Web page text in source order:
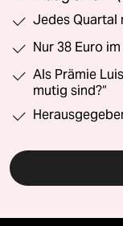
Jedes Quartal
Nur 38 Euro
Als Prämie
mutig sind?“